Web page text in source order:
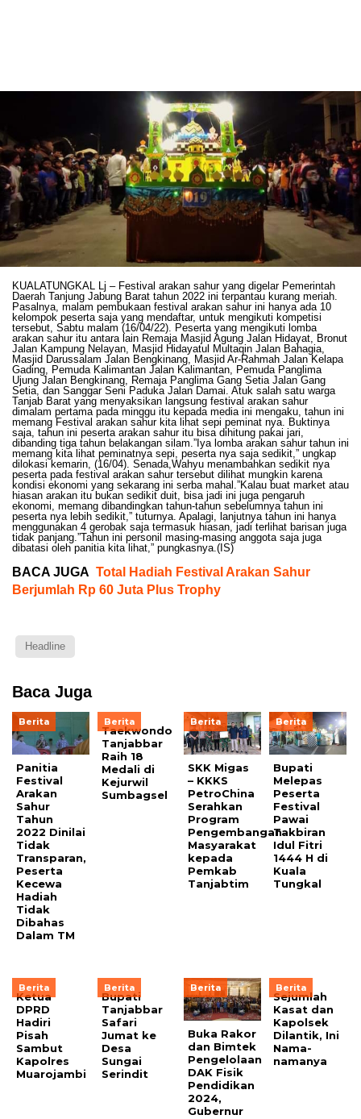
KUALATUNGKAL Lj – Festival arakan sahur yang digelar Pemerintah
Daerah Tanjung Jabung Barat tahun 2022 ini terpantau kurang meriah.
Pasalnya, malam pembukaan festival arakan sahur ini hanya ada 10
kelompok peserta saja yang mendaftar, untuk mengikuti kompetisi
tersebut, Sabtu malam (16/04/22). Peserta yang mengikuti lomba
arakan sahur itu antara lain Remaja Masjid Agung Jalan Hidayat, Bronut
Jalan Kampung Nelayan, Masjid Hidayatul Multaqin Jalan Bahagia,
Masjid Darussalam Jalan Bengkinang, Masjid Ar-Rahmah Jalan Kelapa
Gading, Pemuda Kalimantan Jalan Kalimantan, Pemuda Panglima
Ujung Jalan Bengkinang, Remaja Panglima Gang Setia Jalan Gang
Setia, dan Sanggar Seni Paduka Jalan Damai. Atuk salah satu warga
Tanjab Barat yang menyaksikan langsung festival arakan sahur
dimalam pertama pada minggu itu kepada media ini mengaku, tahun ini
memang Festival arakan sahur kita lihat sepi peminat nya. Buktinya
saja, tahun ini peserta arakan sahur itu bisa dihitung pakai jari,
dibanding tiga tahun belakangan silam.”Iya lomba arakan sahur tahun ini
memang kita lihat peminatnya sepi, peserta nya saja sedikit,” ungkap
dilokasi kemarin, (16/04). Senada,Wahyu menambahkan sedikit nya
peserta pada festival arakan sahur tersebut dilihat mungkin karena
kondisi ekonomi yang sekarang ini serba mahal.”Kalau buat market atau
hiasan arakan itu bukan sedikit duit, bisa jadi ini juga pengaruh
ekonomi, memang dibandingkan tahun-tahun sebelumnya tahun ini
peserta nya lebih sedikit,” tuturnya. Apalagi, lanjutnya tahun ini hanya
menggunakan 4 gerobak saja termasuk hiasan, jadi terlihat barisan juga
tidak panjang.”Tahun ini personil masing-masing anggota saja juga
dibatasi oleh panitia kita lihat,” pungkasnya.(IS)
BACA JUGA Total Hadiah Festival Arakan Sahur
Berjumlah Rp 60 Juta Plus Trophy
Headline
Baca Juga
Berita
Panitia
Festival
Arakan
Sahur
Tahun
2022 Dinilai
Tidak
Transparan,
Peserta
Kecewa
Hadiah
Tidak
Dibahas
Dalam TM
Berita
Taekwondo
Tanjabbar
Raih 18
Medali di
Kejurwil
Sumbagsel
Berita
SKK Migas
– KKKS
PetroChina
Serahkan
Program
Pengembangan
Masyarakat
kepada
Pemkab
Tanjabtim
Berita
Bupati
Melepas
Peserta
Festival
Pawai
Takbiran
Idul Fitri
1444 H di
Kuala
Tungkal
Berita
Ketua
DPRD
Hadiri
Pisah
Sambut
Kapolres
Muarojambi
Berita
Bupati
Tanjabbar
Safari
Jumat ke
Desa
Sungai
Serindit
Berita
Buka Rakor
dan Bimtek
Pengelolaan
DAK Fisik
Pendidikan
2024,
Gubernur
Berita
Sejumlah
Kasat dan
Kapolsek
Dilantik, Ini
Nama-
namanya